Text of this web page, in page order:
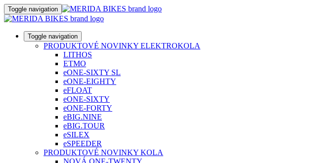
Toggle navigation
Toggle navigation
PRODUKTOVÉ NOVINKY ELEKTROKOLA
LITHOS
ETMO
eONE-SIXTY SL
eONE-EIGHTY
eFLOAT
eONE-SIXTY
eONE-FORTY
eBIG.NINE
eBIG.TOUR
eSILEX
eSPEEDER
PRODUKTOVÉ NOVINKY KOLA
NOVÁ ONE-TWENTY